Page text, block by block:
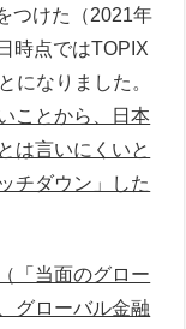
つけた（2021年
時点ではTOPIX
になりました。
ことから、日本
は言いにくいと
チダウン」した
「当面のグロー
グローバル金融